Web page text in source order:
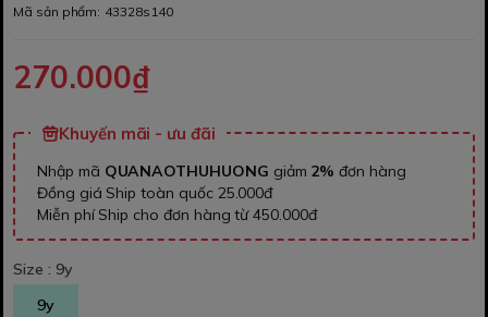
Mã sản phẩm: 43328s140
270.000₫
Khuyến mãi - ưu đãi
Nhập mã QUANAOTHUHUONG giảm 2% đơn hàng
Đồng giá Ship toàn quốc 25.000đ
Miễn phí Ship cho đơn hàng từ 450.000đ
Size : 9y
9y